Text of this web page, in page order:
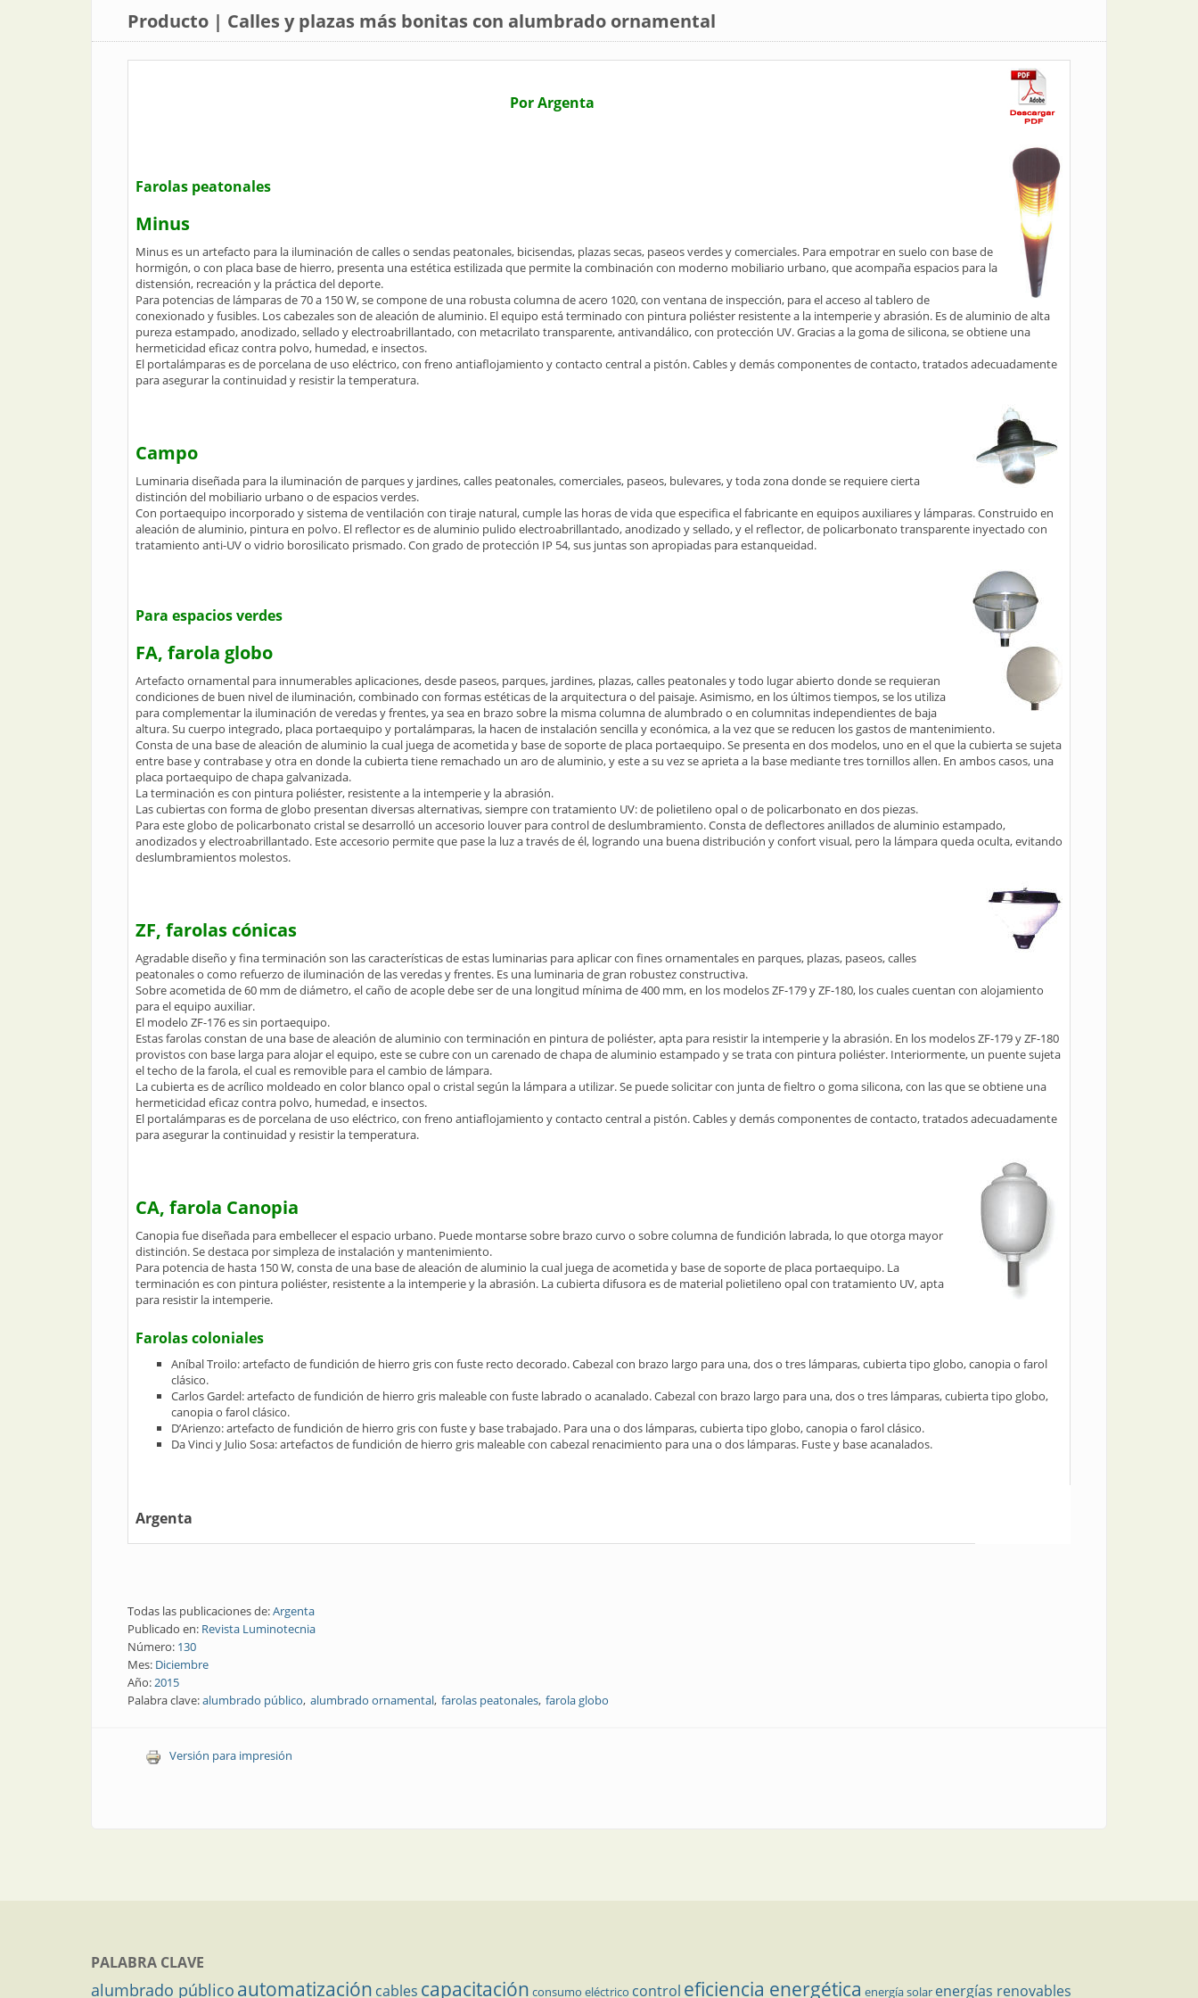
Producto | Calles y plazas más bonitas con alumbrado ornamental
Por Argenta
Farolas peatonales
Minus
Minus es un artefacto para la iluminación de calles o sendas peatonales, bicisendas, plazas secas, paseos verdes y comerciales. Para empotrar en suelo con base de
hormigón, o con placa base de hierro, presenta una estética estilizada que permite la combinación con moderno mobiliario urbano, que acompaña espacios para la
distensión, recreación y la práctica del deporte.
Para potencias de lámparas de 70 a 150 W, se compone de una robusta columna de acero 1020, con ventana de inspección, para el acceso al tablero de
conexionado y fusibles. Los cabezales son de aleación de aluminio. El equipo está terminado con pintura poliéster resistente a la intemperie y abrasión. Es de aluminio de alta
pureza estampado, anodizado, sellado y electroabrillantado, con metacrilato transparente, antivandálico, con protección UV. Gracias a la goma de silicona, se obtiene una
hermeticidad eficaz contra polvo, humedad, e insectos.
El portalámparas es de porcelana de uso eléctrico, con freno antiaflojamiento y contacto central a pistón. Cables y demás componentes de contacto, tratados adecuadamente
para asegurar la continuidad y resistir la temperatura.
Campo
Luminaria diseñada para la iluminación de parques y jardines, calles peatonales, comerciales, paseos, bulevares, y toda zona donde se requiere cierta
distinción del mobiliario urbano o de espacios verdes.
Con portaequipo incorporado y sistema de ventilación con tiraje natural, cumple las horas de vida que especifica el fabricante en equipos auxiliares y lámparas. Construido en
aleación de aluminio, pintura en polvo. El reflector es de aluminio pulido electroabrillantado, anodizado y sellado, y el reflector, de policarbonato transparente inyectado con
tratamiento anti-UV o vidrio borosilicato prismado. Con grado de protección IP 54, sus juntas son apropiadas para estanqueidad.
Para espacios verdes
FA, farola globo
Artefacto ornamental para innumerables aplicaciones, desde paseos, parques, jardines, plazas, calles peatonales y todo lugar abierto donde se requieran
condiciones de buen nivel de iluminación, combinado con formas estéticas de la arquitectura o del paisaje. Asimismo, en los últimos tiempos, se los utiliza
para complementar la iluminación de veredas y frentes, ya sea en brazo sobre la misma columna de alumbrado o en columnitas independientes de baja
altura. Su cuerpo integrado, placa portaequipo y portalámparas, la hacen de instalación sencilla y económica, a la vez que se reducen los gastos de mantenimiento.
Consta de una base de aleación de aluminio la cual juega de acometida y base de soporte de placa portaequipo. Se presenta en dos modelos, uno en el que la cubierta se sujeta
entre base y contrabase y otra en donde la cubierta tiene remachado un aro de aluminio, y este a su vez se aprieta a la base mediante tres tornillos allen. En ambos casos, una
placa portaequipo de chapa galvanizada.
La terminación es con pintura poliéster, resistente a la intemperie y la abrasión.
Las cubiertas con forma de globo presentan diversas alternativas, siempre con tratamiento UV: de polietileno opal o de policarbonato en dos piezas.
Para este globo de policarbonato cristal se desarrolló un accesorio louver para control de deslumbramiento. Consta de deflectores anillados de aluminio estampado,
anodizados y electroabrillantado. Este accesorio permite que pase la luz a través de él, logrando una buena distribución y confort visual, pero la lámpara queda oculta, evitando
deslumbramientos molestos.
ZF, farolas cónicas
Agradable diseño y fina terminación son las características de estas luminarias para aplicar con fines ornamentales en parques, plazas, paseos, calles
peatonales o como refuerzo de iluminación de las veredas y frentes. Es una luminaria de gran robustez constructiva.
Sobre acometida de 60 mm de diámetro, el caño de acople debe ser de una longitud mínima de 400 mm, en los modelos ZF-179 y ZF-180, los cuales cuentan con alojamiento
para el equipo auxiliar.
El modelo ZF-176 es sin portaequipo.
Estas farolas constan de una base de aleación de aluminio con terminación en pintura de poliéster, apta para resistir la intemperie y la abrasión. En los modelos ZF-179 y ZF-180
provistos con base larga para alojar el equipo, este se cubre con un carenado de chapa de aluminio estampado y se trata con pintura poliéster. Interiormente, un puente sujeta
el techo de la farola, el cual es removible para el cambio de lámpara.
La cubierta es de acrílico moldeado en color blanco opal o cristal según la lámpara a utilizar. Se puede solicitar con junta de fieltro o goma silicona, con las que se obtiene una
hermeticidad eficaz contra polvo, humedad, e insectos.
El portalámparas es de porcelana de uso eléctrico, con freno antiaflojamiento y contacto central a pistón. Cables y demás componentes de contacto, tratados adecuadamente
para asegurar la continuidad y resistir la temperatura.
CA, farola Canopia
Canopia fue diseñada para embellecer el espacio urbano. Puede montarse sobre brazo curvo o sobre columna de fundición labrada, lo que otorga mayor
distinción. Se destaca por simpleza de instalación y mantenimiento.
Para potencia de hasta 150 W, consta de una base de aleación de aluminio la cual juega de acometida y base de soporte de placa portaequipo. La
terminación es con pintura poliéster, resistente a la intemperie y la abrasión. La cubierta difusora es de material polietileno opal con tratamiento UV, apta
para resistir la intemperie.
Farolas coloniales
Aníbal Troilo: artefacto de fundición de hierro gris con fuste recto decorado. Cabezal con brazo largo para una, dos o tres lámparas, cubierta tipo globo, canopia o farol
clásico.
Carlos Gardel: artefacto de fundición de hierro gris maleable con fuste labrado o acanalado. Cabezal con brazo largo para una, dos o tres lámparas, cubierta tipo globo,
canopia o farol clásico.
D’Arienzo: artefacto de fundición de hierro gris con fuste y base trabajado. Para una o dos lámparas, cubierta tipo globo, canopia o farol clásico.
Da Vinci y Julio Sosa: artefactos de fundición de hierro gris maleable con cabezal renacimiento para una o dos lámparas. Fuste y base acanalados.
Argenta
Todas las publicaciones de:Argenta
Publicado en: Revista Luminotecnia
Número: 130
Mes: Diciembre
Año:2015
Palabra clave:alumbrado público alumbrado ornamental farolas peatonales farola globo
Versión para impresión
PALABRA CLAVE
alumbrado público automatización cables capacitación consumo eléctrico control eficiencia energética energía solar energías renovables